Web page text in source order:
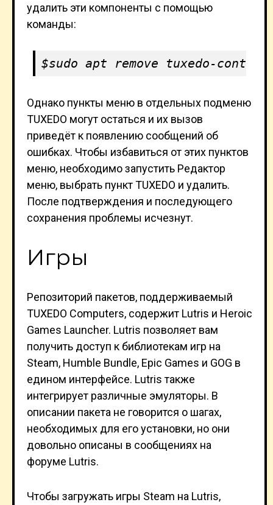
удалить эти компоненты с помощью
команды:
sudo apt remove tuxedo-
Однако пункты меню в отдельных подменю
TUXEDO могут остаться и их вызов
приведёт к появлению сообщений об
ошибках. Чтобы избавиться от этих пунктов
меню, необходимо запустить Редактор
меню, выбрать пункт TUXEDO и удалить.
После подтверждения и последующего
сохранения проблемы исчезнут.
Игры
Репозиторий пакетов, поддерживаемый
TUXEDO Computers, содержит Lutris и Heroic
Games Launcher. Lutris позволяет вам
получить доступ к библиотекам игр на
Steam, Humble Bundle, Epic Games и GOG в
едином интерфейсе. Lutris также
интегрирует различные эмуляторы. В
описании пакета не говорится о шагах,
необходимых для его установки, но они
довольно описаны в сообщениях на
форуме Lutris.
Чтобы загружать игры Steam на Lutris,